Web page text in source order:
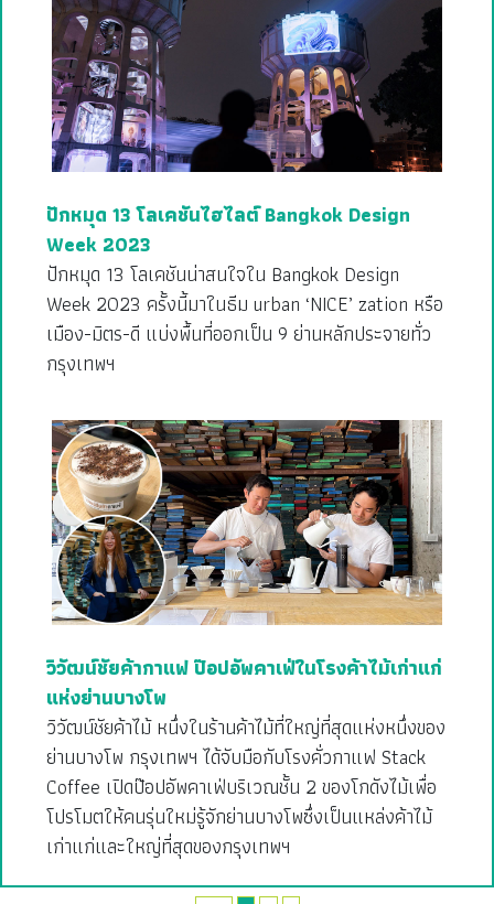
ปักหมุด 13 โลเคชันไฮไลต์ Bangkok Design
Week 2023
ปักหมุด 13 โลเคชันน่าสนใจใน Bangkok Design
Week 2023 ครั้งนี้มาในธีม urban ‘NICE’ zation หรือ
เมือง-มิตร-ดี แบ่งพื้นที่ออกเป็น 9 ย่านหลักประจายทั่ว
กรุงเทพฯ
วิวัฒน์ชัยค้ากาแฟ ป๊อปอัพคาเฟ่ในโรงค้าไม้เก่าแก่
แห่งย่านบางโพ
วิวัฒน์ชัยค้าไม้ หนึ่งในร้านค้าไม้ที่ใหญ่ที่สุดแห่งหนึ่งของ
ย่านบางโพ กรุงเทพฯ ได้จับมือกับโรงคั่วกาแฟ Stack
Coffee เปิดป๊อปอัพคาเฟ่บริเวณชั้น 2 ของโกดังไม้เพื่อ
โปรโมตให้คนรุ่นใหม่รู้จักย่านบางโพซึ่งเป็นแหล่งค้าไม้
เก่าแก่และใหญ่ที่สุดของกรุงเทพฯ